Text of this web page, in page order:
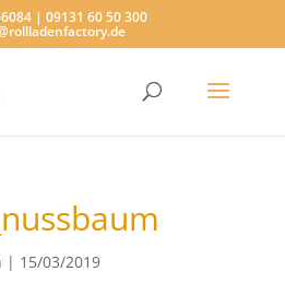
| 09131 60 50 300
| 15/03/2019